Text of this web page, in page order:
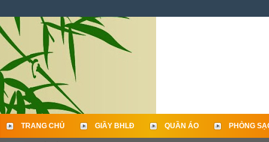
TRANG CHỦ GIẦY BHLĐ QUẦN ÁO PHÒNG